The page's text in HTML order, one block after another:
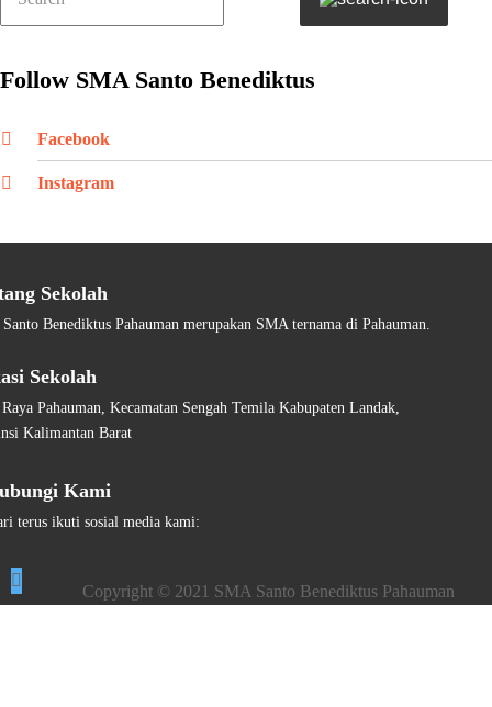
Follow SMA Santo Benediktus
Facebook
Instagram
Sekolah
Benediktus Pahauman merupakan SMA ternama di Pahauman.
Sekolah
Raya Pahauman, Kecamatan Sengah Temila Kabupaten Landak,
Kalimantan Barat
Kami
terus ikuti sosial media kami:
Copyright © 2021 SMA Santo Benediktus Pahauman